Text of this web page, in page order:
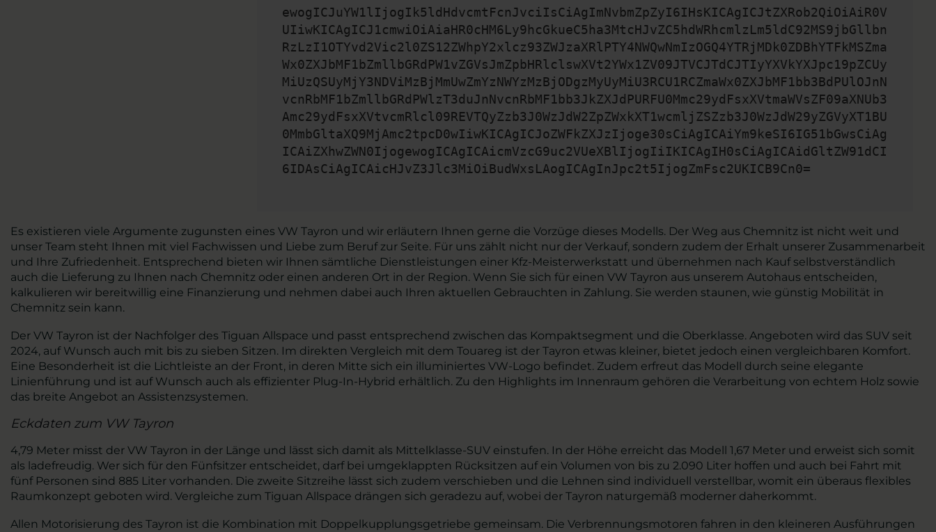
ewogICJuYW1lIjogIk5ldHdvcmtFcnJvciIsCiAgImNvbmZpZyI6IHsKICAgICJtZXRob2QiOiAiR0V
UIiwKICAgICJ1cmwiOiAiaHR0cHM6Ly9hcGkueC5ha3MtcHJvZC5hdWRhcmlzLm5ldC92MS9jbGllbn
RzLzI1OTYvd2Vic2l0ZS12ZWhpY2xlcz93ZWJzaXRlPTY4NWQwNmIzOGQ4YTRjMDk0ZDBhYTFkMSZma
Wx0ZXJbMF1bZmllbGRdPW1vZGVsJmZpbHRlclswXVt2YWx1ZV09JTVCJTdCJTIyYXVkYXJpc19pZCUy
MiUzQSUyMjY3NDViMzBjMmUwZmYzNWYzMzBjODgzMyUyMiU3RCU1RCZmaWx0ZXJbMF1bb3BdPUlOJnN
vcnRbMF1bZmllbGRdPWlzT3duJnNvcnRbMF1bb3JkZXJdPURFU0Mmc29ydFsxXVtmaWVsZF09aXNUb3
Amc29ydFsxXVtvcmRlcl09REVTQyZzb3J0WzJdW2ZpZWxkXT1wcmljZSZzb3J0WzJdW29yZGVyXT1BU
0MmbGltaXQ9MjAmc2tpcD0wIiwKICAgICJoZWFkZXJzIjoge30sCiAgICAiYm9keSI6IG51bGwsCiAg
ICAiZXhwZWN0IjogewogICAgICAicmVzcG9uc2VUeXBlIjogIiIKICAgIH0sCiAgICAidGltZW91dCI
6IDAsCiAgICAicHJvZ3Jlc3MiOiBudWxsLAogICAgInJpc2t5IjogZmFsc2UKICB9Cn0=
Es existieren viele Argumente zugunsten eines VW Tayron und wir erläutern Ihnen gerne die Vorzüge dieses Modells. Der Weg aus Chemnitz ist nicht weit und
unser Team steht Ihnen mit viel Fachwissen und Liebe zum Beruf zur Seite. Für uns zählt nicht nur der Verkauf, sondern zudem der Erhalt unserer Zusammenarbeit
und Ihre Zufriedenheit. Entsprechend bieten wir Ihnen sämtliche Dienstleistungen einer Kfz-Meisterwerkstatt und übernehmen nach Kauf selbstverständlich
auch die Lieferung zu Ihnen nach Chemnitz oder einen anderen Ort in der Region. Wenn Sie sich für einen VW Tayron aus unserem Autohaus entscheiden,
kalkulieren wir bereitwillig eine Finanzierung und nehmen dabei auch Ihren aktuellen Gebrauchten in Zahlung. Sie werden staunen, wie günstig Mobilität in
Chemnitz sein kann.
Der VW Tayron ist der Nachfolger des Tiguan Allspace und passt entsprechend zwischen das Kompaktsegment und die Oberklasse. Angeboten wird das SUV seit
2024, auf Wunsch auch mit bis zu sieben Sitzen. Im direkten Vergleich mit dem Touareg ist der Tayron etwas kleiner, bietet jedoch einen vergleichbaren Komfort.
Eine Besonderheit ist die Lichtleiste an der Front, in deren Mitte sich ein illuminiertes VW-Logo befindet. Zudem erfreut das Modell durch seine elegante
Linienführung und ist auf Wunsch auch als effizienter Plug-In-Hybrid erhältlich. Zu den Highlights im Innenraum gehören die Verarbeitung von echtem Holz sowie
das breite Angebot an Assistenzsystemen.
Eckdaten zum VW Tayron
4,79 Meter misst der VW Tayron in der Länge und lässt sich damit als Mittelklasse-SUV einstufen. In der Höhe erreicht das Modell 1,67 Meter und erweist sich somit
als ladefreudig. Wer sich für den Fünfsitzer entscheidet, darf bei umgeklappten Rücksitzen auf ein Volumen von bis zu 2.090 Liter hoffen und auch bei Fahrt mit
fünf Personen sind 885 Liter vorhanden. Die zweite Sitzreihe lässt sich zudem verschieben und die Lehnen sind individuell verstellbar, womit ein überaus flexibles
Raumkonzept geboten wird. Vergleiche zum Tiguan Allspace drängen sich geradezu auf, wobei der Tayron naturgemäß moderner daherkommt.
Allen Motorisierung des Tayron ist die Kombination mit Doppelkupplungsgetriebe gemeinsam. Die Verbrennungsmotoren fahren in den kleineren Ausführungen